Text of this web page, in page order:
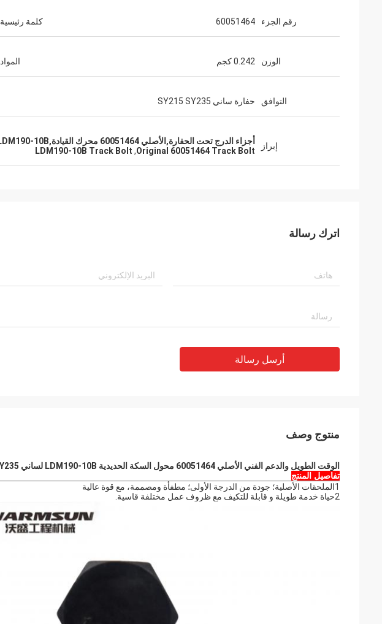
رقم الجزء 60051464 كلمة رئيسية
الوزن 0.242 كجم المواد
التوافق حفارة ساني SY215 SY235
إبراز أجزاء الدرج تحت الحفارة,الأصلي 60051464 محرك القيادة,LDM190-10B محول السكة الحديد
Original 60051464 Track Bolt
,
LDM190-10B Track Bolt
اترك رسالة
أرسل رسالة
منتوج وصف
الوقت الطويل والدعم الفني الأصلي 60051464 محول السكة الحديدية LDM190-10B لساني SY215 SY235 قطع أجزاء تحت عربة الحفر
تفاصيل المنتج
1الملحقات الأصلية؛ جودة من الدرجة الأولى؛ مطفأة ومصممة، مع قوة عالية
2حياة خدمة طويلة و قابلة للتكيف مع ظروف عمل مختلفة قاسية.